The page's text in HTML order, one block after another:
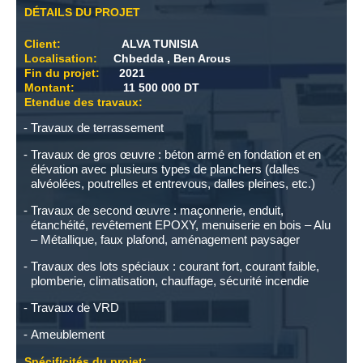
DÉTAILS DU PROJET
Client:
ALVA TUNISIA
Localisation:
Chbedda , Ben Arous
Fin du projet:
2021
Montant:
11 500 000 DT
Etendue des travaux:
Travaux de terrassement
Travaux de gros œuvre : béton armé en fondation et en
élévation avec plusieurs types de planchers (dalles
alvéolées, poutrelles et entrevous, dalles pleines, etc.)
Travaux de second œuvre : maçonnerie, enduit,
étanchéité, revêtement EPOXY, menuiserie en bois – Alu
– Métallique, faux plafond, aménagement paysager
Travaux des lots spéciaux : courant fort, courant faible,
plomberie, climatisation, chauffage, sécurité incendie
Travaux de VRD
Ameublement